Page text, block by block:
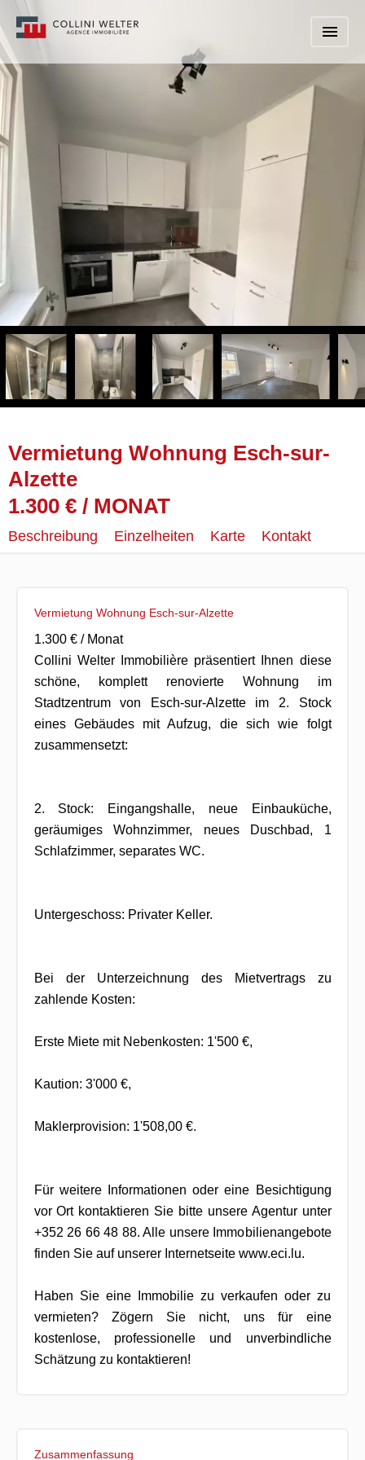
Vermietung Wohnung Esch-sur-
Alzette
1.300 € / MONAT
Beschreibung Einzelheiten Karte Kontakt
Vermietung Wohnung Esch-sur-Alzette
1.300 € / Monat
Collini Welter Immobilière präsentiert Ihnen diese
schöne, komplett renovierte Wohnung im
Stadtzentrum von Esch-sur-Alzette im 2. Stock
eines Gebäudes mit Aufzug, die sich wie folgt
zusammensetzt:
2. Stock: Eingangshalle, neue Einbauküche,
geräumiges Wohnzimmer, neues Duschbad, 1
Schlafzimmer, separates WC.
Untergeschoss: Privater Keller.
Bei der Unterzeichnung des Mietvertrags zu
zahlende Kosten:
Erste Miete mit Nebenkosten: 1'500 €,
Kaution: 3'000 €,
Maklerprovision: 1'508,00 €.
Für weitere Informationen oder eine Besichtigung
vor Ort kontaktieren Sie bitte unsere Agentur unter
+352 26 66 48 88. Alle unsere Immobilienangebote
finden Sie auf unserer Internetseite www.eci.lu.
Haben Sie eine Immobilie zu verkaufen oder zu
vermieten? Zögern Sie nicht, uns für eine
kostenlose, professionelle und unverbindliche
Schätzung zu kontaktieren!
Zusammenfassung